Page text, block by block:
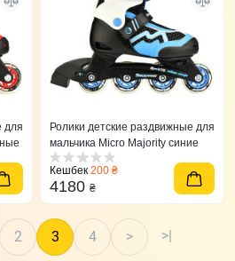
для
Ролики детские раздвижные для
мальчика Micro Majority синие
Кешбек 200 ₴
4180 ₴
2 3 4 > >|